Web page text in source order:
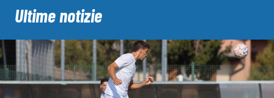
Ultime notizie